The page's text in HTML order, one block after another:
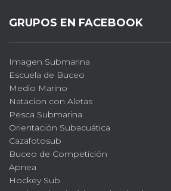
GRUPOS EN FACEBOOK
Imagen Submarina
Escuela de Buceo
Medio Marino
Natacion con Aletas
Pesca Submarina
Orientación Subacuática
Cazafotosub
Buceo de Competición
Apnea
Hockey Sub